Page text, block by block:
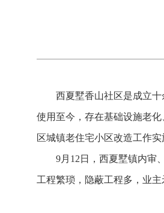
西夏墅香山社区是成立
使用至今，存在基础设施老
区城镇老住宅小区改造工作
9月12日，西夏墅镇内审
工程繁琐，隐蔽工程多，业